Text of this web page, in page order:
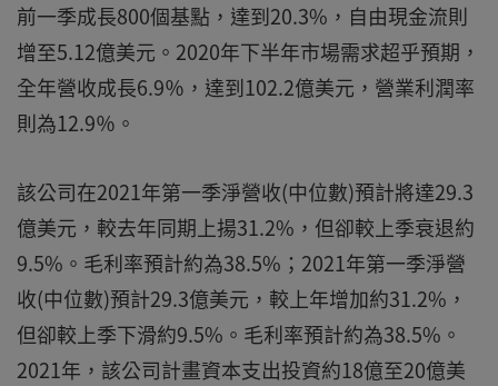
前一季成長800個基點，達到20.3%，自由現金流則
增至5.12億美元。2020年下半年市場需求超乎預期，
全年營收成長6.9％，達到102.2億美元，營業利潤率
則為12.9％。
該公司在2021年第一季淨營收(中位數)預計將達29.3
億美元，較去年同期上揚31.2%，但卻較上季衰退約
9.5%。毛利率預計約為38.5%；2021年第一季淨營
收(中位數)預計29.3億美元，較上年增加約31.2%，
但卻較上季下滑約9.5%。毛利率預計約為38.5%。
2021年，該公司計畫資本支出投資約18億至20億美